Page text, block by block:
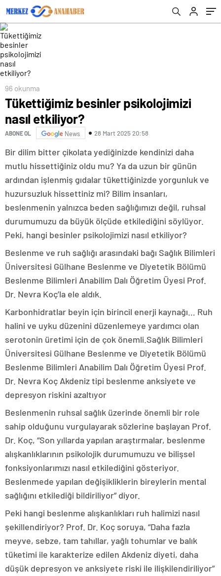
96 okunma
Tükettiğimiz besinler psikolojimizi
nasıl etkiliyor?
ABONE OL News 28 Mart 2025 20:58
Bir dilim bitter çikolata yediğinizde kendinizi daha
mutlu hissettiğiniz oldu mu? Ya da uzun bir günün
ardından işlenmiş gıdalar tükettiğinizde yorgunluk ve
huzursuzluk hissettiniz mi? Bilim insanları,
beslenmenin yalnızca beden sağlığımızı değil, ruhsal
durumumuzu da büyük ölçüde etkilediğini söylüyor.
Peki, hangi besinler psikolojimizi nasıl etkiliyor?
Beslenme ve ruh sağlığı arasındaki bağı Sağlık Bilimleri
Üniversitesi Gülhane Beslenme ve Diyetetik Bölümü
Beslenme Bilimleri Anabilim Dalı Öğretim Üyesi Prof.
Dr. Nevra Koç’la ele aldık.
Karbonhidratlar beyin için birincil enerji kaynağı… Ruh
halini ve uyku düzenini düzenlemeye yardımcı olan
serotonin üretimi için de çok önemli.Sağlık Bilimleri
Üniversitesi Gülhane Beslenme ve Diyetetik Bölümü
Beslenme Bilimleri Anabilim Dalı Öğretim Üyesi Prof.
Dr. Nevra Koç Akdeniz tipi beslenme anksiyete ve
depresyon riskini azaltıyor
Beslenmenin ruhsal sağlık üzerinde önemli bir role
sahip olduğunu vurgulayarak sözlerine başlayan Prof.
Dr. Koç, “Son yıllarda yapılan araştırmalar, beslenme
alışkanlıklarının psikolojik durumumuzu ve bilişsel
fonksiyonlarımızı nasıl etkilediğini gösteriyor.
Beslenmede yapılan değişikliklerin bireylerin mental
sağlığını etkilediği bildiriliyor” diyor.
Peki hangi beslenme alışkanlıkları ruh halimizi nasıl
şekillendiriyor? Prof. Dr. Koç soruya, “Daha fazla
meyve, sebze, tam tahıllar, yağlı tohumlar ve balık
tüketimi ile karakterize edilen Akdeniz diyeti, daha
düşük depresyon ve anksiyete riski ile ilişkilendiriliyor”